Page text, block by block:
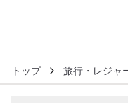
トップ 旅行・レジャ